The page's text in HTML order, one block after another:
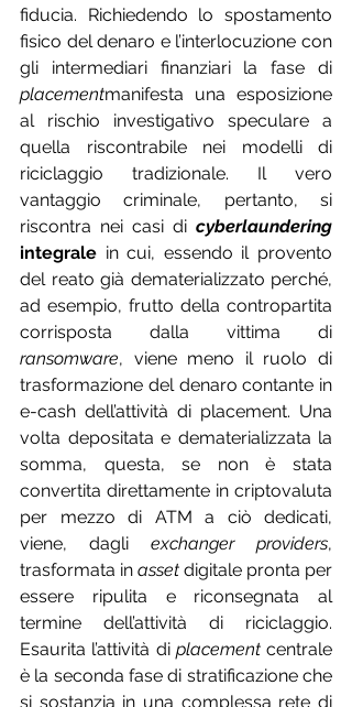
fiducia. Richiedendo lo spostamento
fisico del denaro e l’interlocuzione con
placementmanifesta una esposizione
al rischio investigativo speculare a
quella riscontrabile nei modelli di
riciclaggio tradizionale. Il vero
vantaggio criminale, pertanto, si
riscontra nei casi di cyberlaundering
integrale in cui, essendo il provento
del reato già dematerializzato perché,
ad esempio, frutto della contropartita
ransomware, viene meno il ruolo di
trasformazione del denaro contante in
e-cash dell’attività di placement. Una
volta depositata e dematerializzata la
somma, questa, se non è stata
convertita direttamente in criptovaluta
per mezzo di ATM a ciò dedicati,
viene, dagli exchanger providers,
trasformata in asset digitale pronta per
essere ripulita e riconsegnata al
termine dell’attività di riciclaggio.
Esaurita l’attività di placement centrale
è la seconda fase di stratificazione che
si sostanzia in una complessa rete di